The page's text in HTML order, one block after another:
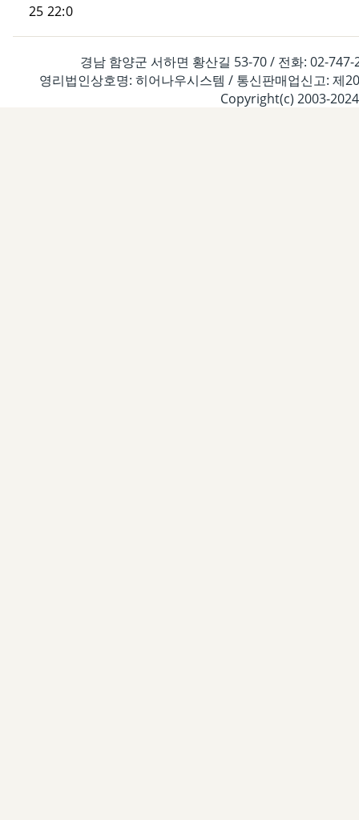
25 22:0
경남 함양군 서하면 황산길 53-70 / 전화: 02-
영리법인상호명: 히어나우시스템 / 통신판매업신고: 제
Copyright(c) 2003-